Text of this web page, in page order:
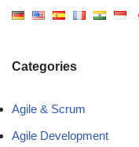
Categories
Agile & Scrum
Agile Development